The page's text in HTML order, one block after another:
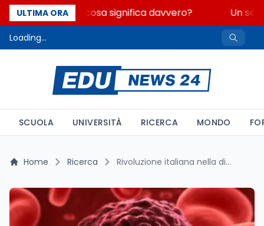
ULTIMA ORA
Fondo perduto: cosa significa davvero? Un
Loading...
SCUOLA UNIVERSITÀ RICERCA MONDO
Home Ricerca Rivoluzione italiana nella diagnosi precoce dei tumori: la luce come strumento per distinguere cellule sane e tumorali